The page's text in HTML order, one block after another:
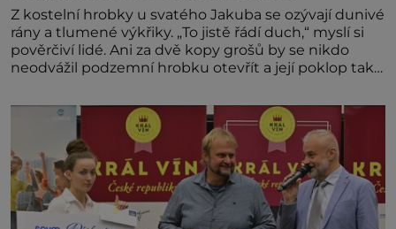
Z kostelní hrobky u svatého Jakuba se ozývají dunivé
rány a tlumené výkřiky. „To jistě řádí duch,“ myslí si
pověrčiví lidé. Ani za dvě kopy grošů by se nikdo
neodvážil podzemní hrobku otevřít a její poklop tak
divné burácení skutečně ustane. Když o mnoho let
později hrobku